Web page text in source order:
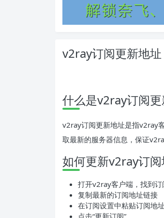
v2ray订阅更新地址
什么是v2ray订阅更
v2ray订阅更新地址是指v2ray
取最新的服务器信息，保证
如何更新v2ray订阅
打开v2ray客户端，找到订
复制最新的订阅地址链接
在订阅设置中粘贴订阅地
点击“更新订阅”